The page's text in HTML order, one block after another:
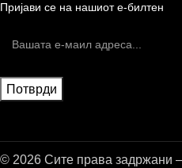
Пријави се на нашиот е-билтен
© 2026 Сите права задржани